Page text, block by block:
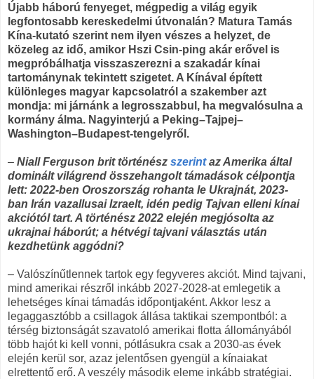
Újabb háború fenyeget, mégpedig a világ egyik
legfontosabb kereskedelmi útvonalán? Matura Tamás
Kína-kutató szerint nem ilyen vészes a helyzet, de
közeleg az idő, amikor Hszi Csin-ping akár erővel is
megpróbálhatja visszaszerezni a szakadár kínai
tartománynak tekintett szigetet. A Kínával épített
különleges magyar kapcsolatról a szakember azt
mondja: mi járnánk a legrosszabbul, ha megvalósulna a
kormány álma. Nagyinterjú a Peking–Tajpej–
Washington–Budapest-tengelyről.
– Niall Ferguson brit történész szerintaz Amerika által
dominált világrend összehangolt támadások célpontja
lett: 2022-ben Oroszország rohanta le Ukrajnát, 2023-
ban Irán vazallusai Izraelt, idén pedig Tajvan elleni kínai
akciótól tart. A történész 2022 elején megjósolta az
ukrajnai háborút; a hétvégi tajvani választás után
kezdhetünk aggódni?
– Valószínűtlennek tartok egy fegyveres akciót. Mind tajvani,
mind amerikai részről inkább 2027-2028-at emlegetik a
lehetséges kínai támadás időpontjaként. Akkor lesz a
legaggasztóbb a csillagok állása taktikai szempontból: a
térség biztonságát szavatoló amerikai flotta állományából
több hajót ki kell vonni, pótlásukra csak a 2030-as évek
elején kerül sor, azaz jelentősen gyengül a kínaiakat
elrettentő erő. A veszély második eleme inkább stratégiai.